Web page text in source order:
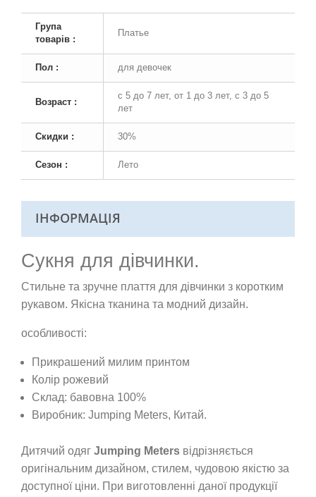
Група
товарів :
Платье
Пол : для девочек
Возраст :
с 5 до 7 лет, от 1 до 3 лет, с 3 до 5
лет
Скидки : 30%
Сезон : Лето
ІНФОРМАЦІЯ
Сукня для дівчинки.
Стильне та зручне плаття для дівчинки з коротким
рукавом. Якісна тканина та модний дизайн.
особливості:
Прикрашений милим принтом
Колір рожевий
Склад: бавовна 100%
Виробник: Jumping Meters, Китай.
Дитячий одяг Jumping Meters відрізняється
оригінальним дизайном, стилем, чудовою якістю за
доступної ціни. При виготовленні даної продукції